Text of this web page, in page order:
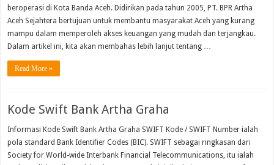
beroperasi di Kota Banda Aceh. Didirikan pada tahun 2005, PT. BPR Artha
Aceh Sejahtera bertujuan untuk membantu masyarakat Aceh yang kurang
mampu dalam memperoleh akses keuangan yang mudah dan terjangkau.
Dalam artikel ini, kita akan membahas lebih lanjut tentang …
Read More »
Kode Swift Bank Artha Graha
Informasi Kode Swift Bank Artha Graha SWIFT Kode / SWIFT Number ialah
pola standard Bank Identifier Codes (BIC). SWIFT sebagai ringkasan dari
Society for World-wide Interbank Financial Telecommunications, itu ialah